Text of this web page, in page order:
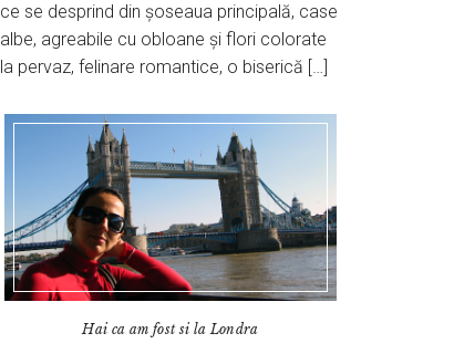
ce se desprind din șoseaua principală, case
albe, agreabile cu obloane și flori colorate
la pervaz, felinare romantice, o biserică […]
Hai ca am fost si la Londra